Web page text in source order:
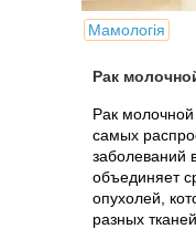
Мамологія
Рак
Рак
самых
заболеваний
объединяет
опухолей,
разных тканей.